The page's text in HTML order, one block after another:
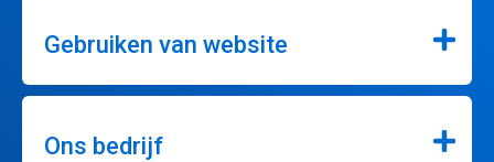
Gebruiken van website
Ons bedrijf